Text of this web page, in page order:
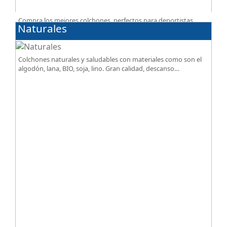
Compra los mejores colchones, perfectos para deportistas.
Facilitan el descanso a personas que practican deporte,
SportReset ayuda a recuperar energía
Naturales
Colchones naturales y saludables con materiales como son el
algodón, lana, BIO, soja, lino. Gran calidad, descanso